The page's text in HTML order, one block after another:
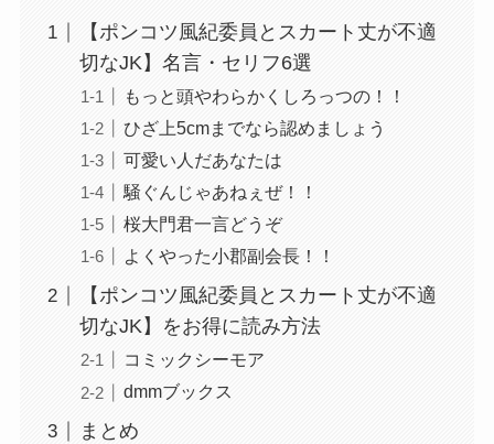
【ポンコツ風紀委員とスカート丈が不適
切なJK】名言・セリフ6選
もっと頭やわらかくしろっつの！！
ひざ上5cmまでなら認めましょう
可愛い人だあなたは
騒ぐんじゃあねぇぜ！！
桜大門君一言どうぞ
よくやった小郡副会長！！
【ポンコツ風紀委員とスカート丈が不適
切なJK】をお得に読み方法
コミックシーモア
dmmブックス
まとめ